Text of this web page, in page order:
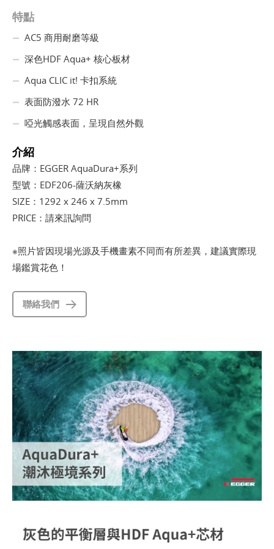
特點
AC5 商用耐磨等級
深色HDF Aqua+ 核心板材
Aqua CLIC it! 卡扣系統
表面防潑水 72 HR
啞光觸感表面，呈現自然外觀
介紹
品牌：EGGER AquaDura+系列
型號：EDF206-薩沃納灰橡
SIZE：1292 x 246 x 7.5mm
PRICE：請來訊詢問
※照片皆因現場光源及手機畫素不同而有所差異，建議實際現
場鑑賞花色！
聯絡我們